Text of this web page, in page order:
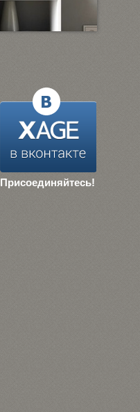
Присоединяйтесь!